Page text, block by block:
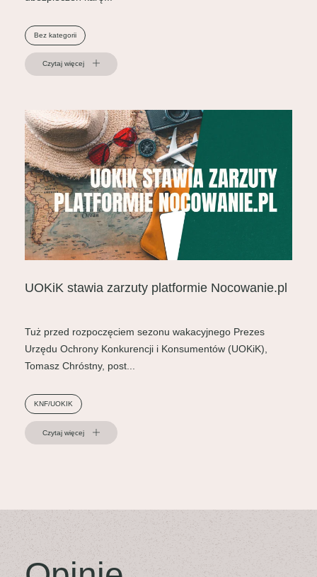
Bez kategorii
Czytaj więcej
UOKiK stawia zarzuty platformie Nocowanie.pl
Tuż przed rozpoczęciem sezonu wakacyjnego Prezes
Urzędu Ochrony Konkurencji i Konsumentów (UOKiK),
Tomasz Chróstny, post...
KNF/UOKIK
Czytaj więcej